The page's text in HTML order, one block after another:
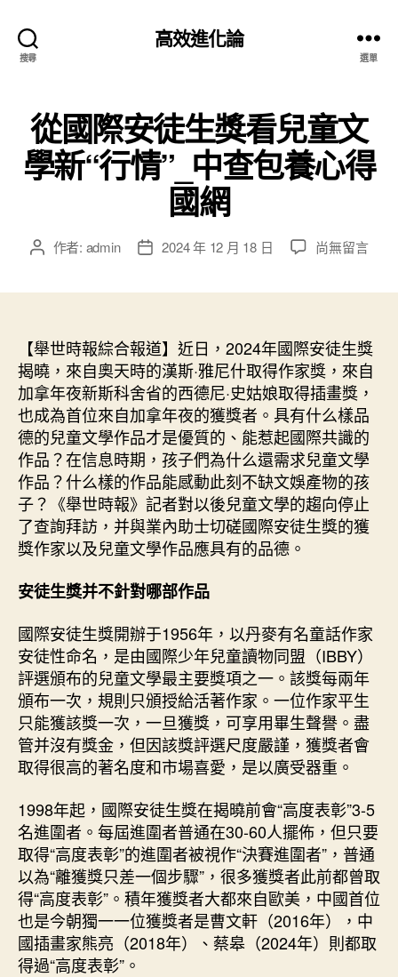
搜尋
高效進化論
選單
從國際安徒生獎看兒童文
學新“行情”_中查包養心得
國網
文 作者: admin
文
期
2024 年 12 月 18 日
在
徒
生
獎
看
兒
童
文
學
新
“行
情”
養
心
得
國
網〉
中
尚無留言
【舉世時報綜合報道】近日，2024年國際安徒生獎
揭曉，來自奧天時的漢斯·雅尼什取得作家獎，來自
加拿年夜新斯科舍省的西德尼·史姑娘取得插畫獎，
也成為首位來自加拿年夜的獲獎者。具有什么樣品
德的兒童文學作品才是優質的、能惹起國際共識的
作品？在信息時期，孩子們為什么還需求兒童文學
作品？什么樣的作品能感動此刻不缺文娛產物的孩
子？《舉世時報》記者對以後兒童文學的趨向停止
了查詢拜訪，并與業內助士切磋國際安徒生獎的獲
獎作家以及兒童文學作品應具有的品德。
安徒生獎并不針對哪部作品
國際安徒生獎開辦于1956年，以丹麥有名童話作家
安徒性命名，是由國際少年兒童讀物同盟（IBBY）
評選頒布的兒童文學最主要獎項之一。該獎每兩年
頒布一次，規則只頒授給活著作家。一位作家平生
只能獲該獎一次，一旦獲獎，可享用畢生聲譽。盡
管并沒有獎金，但因該獎評選尺度嚴謹，獲獎者會
取得很高的著名度和市場喜愛，是以廣受器重。
1998年起，國際安徒生獎在揭曉前會“高度表彰”3-5
名進圍者。每屆進圍者普通在30-60人擺佈，但只要
取得“高度表彰”的進圍者被視作“決賽進圍者”，普通
以為“離獲獎只差一個步驟”，很多獲獎者此前都曾取
得“高度表彰”。積年獲獎者大都來自歐美，中國首位
也是今朝獨一一位獲獎者是曹文軒（2016年），中
國插畫家熊亮（2018年）、蔡皋（2024年）則都取
得過“高度表彰”。